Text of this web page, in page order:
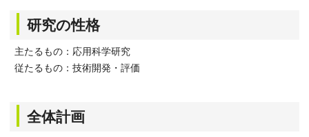
研究の性格
主たるもの：応用科学研究
従たるもの：技術開発・評価
全体計画